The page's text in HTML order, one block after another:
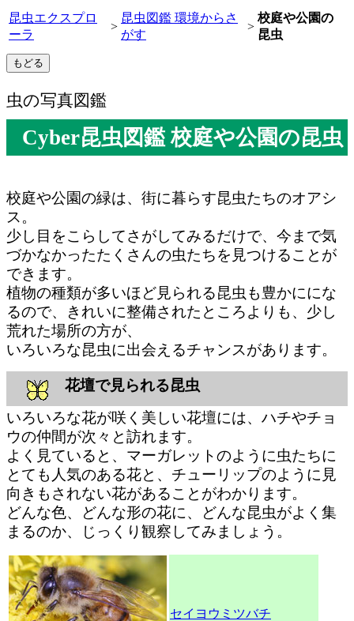
昆虫エクスプロ
ーラ
>
昆虫図鑑 環境からさ
がす
>
校庭や公園の
昆虫
虫の写真図鑑
Cyber昆虫図鑑 校庭や公園の昆虫
校庭や公園の緑は、街に暮らす昆虫たちのオアシ
ス。
少し目をこらしてさがしてみるだけで、今まで気
づかなかったたくさんの虫たちを見つけることが
できます。
植物の種類が多いほど見られる昆虫も豊かににな
るので、きれいに整備されたところよりも、少し
荒れた場所の方が、
いろいろな昆虫に出会えるチャンスがあります。
花壇で見られる昆虫
いろいろな花が咲く美しい花壇には、ハチやチョ
ウの仲間が次々と訪れます。
よく見ていると、マーガレットのように虫たちに
とても人気のある花と、チューリップのように見
向きもされない花があることがわかります。
どんな色、どんな形の花に、どんな昆虫がよく集
まるのか、じっくり観察してみましょう。
セイヨウミツバチ